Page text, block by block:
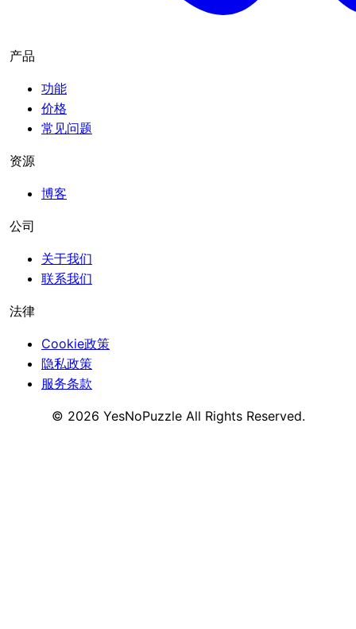
产品
功能
价格
常见问题
资源
博客
公司
关于我们
联系我们
法律
Cookie政策
隐私政策
服务条款
© 2026 YesNoPuzzleAll Rights Reserved.